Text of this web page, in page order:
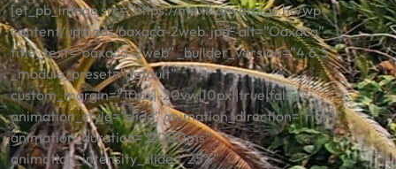
[et_pb_image src=”https://mexikonyaralas.hu/wp-
content/uploads/oaxaca-2web.jpg” alt=”Oaxaca”
title_text=”oaxaca-2web” _builder_version=”4.6.5″
_module_preset=”default”
custom_margin=”10px|-20vw|10px||true|false”
animation_style=”slide” animation_direction=”right”
animation_duration=”2000ms”
animation_intensity_slide=”25%”